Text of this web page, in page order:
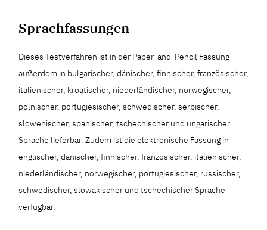
Sprachfassungen
Dieses Testverfahren ist in der Paper-and-Pencil Fassung
außerdem in bulgarischer, dänischer, finnischer, französischer,
italienischer, kroatischer, niederländischer, norwegischer,
polnischer, portugiesischer, schwedischer, serbischer,
slowenischer, spanischer, tschechischer und ungarischer
Sprache lieferbar. Zudem ist die elektronische Fassung in
englischer, dänischer, finnischer, französischer, italienischer,
niederländischer, norwegischer, portugiesischer, russischer,
schwedischer, slowakischer und tschechischer Sprache
verfügbar.